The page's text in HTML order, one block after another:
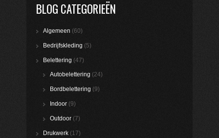
BLOG CATEGORIEËN
Algemeen (60)
Bedrijfskleding (5)
Belettering (47)
Autobelettering (24)
Bordbelettering (9)
Indoor (9)
Outdoor (7)
Drukwerk (17)